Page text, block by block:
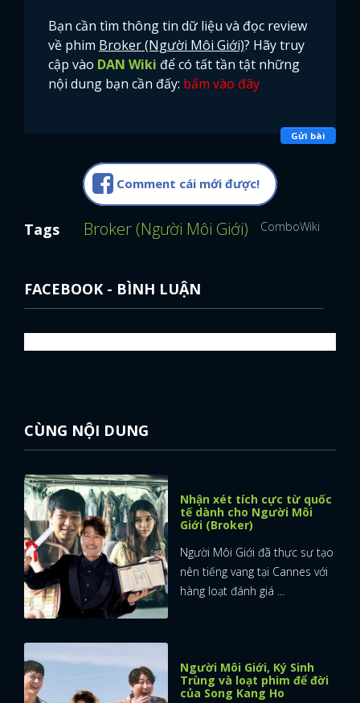
Bạn cần tìm thông tin dữ liệu và đọc review
về phim Broker (Người Môi Giới)? Hãy truy
cập vào DAN Wiki để có tất tần tật những
nội dung bạn cần đấy: bấm vào đây
Gửi bài
Comment cái mới được!
Tags Broker (Người Môi Giới) ComboWiki
FACEBOOK - BÌNH LUẬN
CÙNG NỘI DUNG
Nhận xét tích cực từ quốc
tế dành cho Người Môi
Giới (Broker)
Người Môi Giới đã thực sự tạo
nên tiếng vang tại Cannes với
hàng loạt đánh giá ...
Người Môi Giới, Ký Sinh
Trùng và loạt phim để đời
của Song Kang Ho